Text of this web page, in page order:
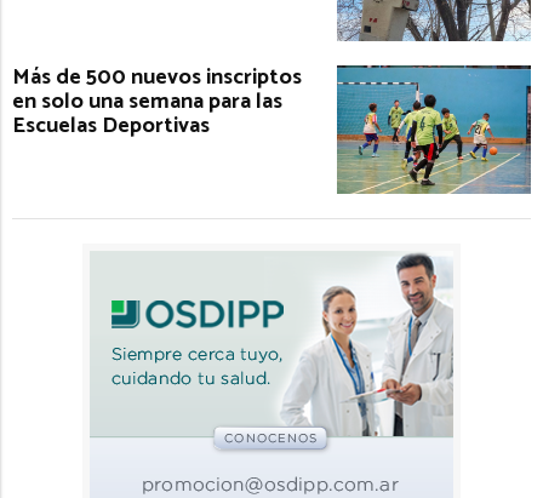
Más de 500 nuevos inscriptos
en solo una semana para las
Escuelas Deportivas